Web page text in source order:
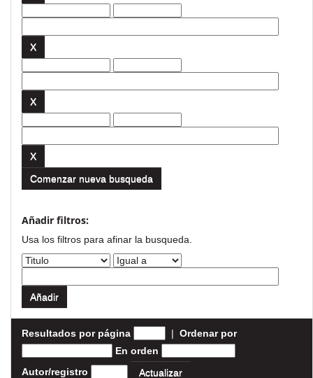
Comenzar nueva busqueda
Añadir filtros:
Usa los filtros para afinar la busqueda.
Resultados por página | Ordenar por
En orden
Autor/registro